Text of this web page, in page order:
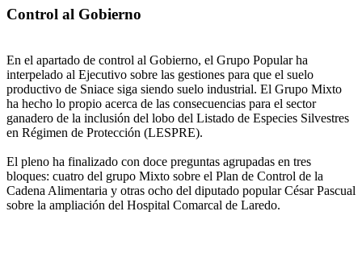
Control al Gobierno
En el apartado de control al Gobierno, el Grupo Popular ha
interpelado al Ejecutivo sobre las gestiones para que el suelo
productivo de Sniace siga siendo suelo industrial. El Grupo Mixto
ha hecho lo propio acerca de las consecuencias para el sector
ganadero de la inclusión del lobo del Listado de Especies Silvestres
en Régimen de Protección (LESPRE).
El pleno ha finalizado con doce preguntas agrupadas en tres
bloques: cuatro del grupo Mixto sobre el Plan de Control de la
Cadena Alimentaria y otras ocho del diputado popular César Pascual
sobre la ampliación del Hospital Comarcal de Laredo.